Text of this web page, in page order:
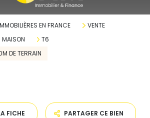
EN FRANCE
VENTE
MAISON
T6
DE TERRAIN
FICHE PARTAGER CE BIEN